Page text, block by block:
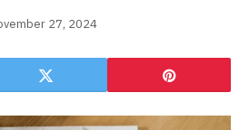
27, 2024